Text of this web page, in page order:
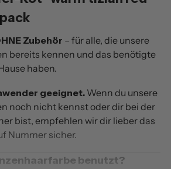
Zubehör – für alle, die unsere
bereits kennen und das benötigte
haben.
geeignet. Wenn du unsere
noch nicht kennst oder dir bei der
bist, empfehlen wir dir lieber das
Nummer sicher.
benutzt?